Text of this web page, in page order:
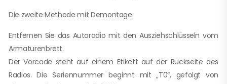
Die zweite Methode mit Demontage:
Entfernen Sie das Autoradio mit den Ausziehschlüsseln vom
Armaturenbrett.
Der Vorcode steht auf einem Etikett auf der Rückseite des
Radios. Die Seriennummer beginnt mit „T0“, gefolgt von